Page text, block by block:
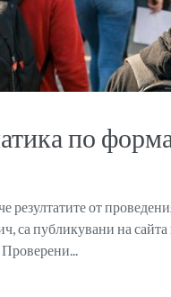
по
от
публикувани на сайта
Проверени...